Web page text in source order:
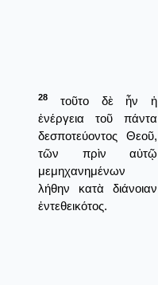
28
τοῦτο δὲ ἦν ἡ
ἐνέργεια τοῦ πάντα
δεσποτεύοντος Θεοῦ,
τῶν πρὶν αὐτῷ
μεμηχανημένων
λήθην κατὰ διάνοιαν
ἐντεθεικότος.